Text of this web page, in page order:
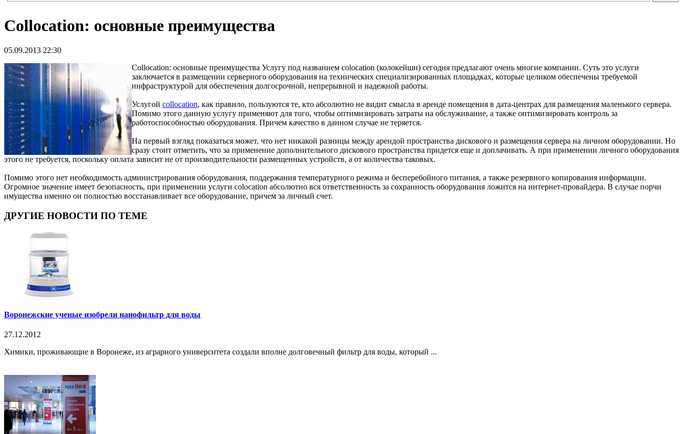
Collocation: основные преимущества
05.09.2013 22:30
Collocation: основные преимущества Услугу под названием colocation (колокейшн) сегодня предлагают очень многие компании. Суть это услуги
заключается в размещении серверного оборудования на технических специализированных площадках, которые целиком обеспечены требуемой
инфраструктурой для обеспечения долгосрочной, непрерывной и надежной работы.
Услугой collocation, как правило, пользуются те, кто абсолютно не видит смысла в аренде помещения в дата-центрах для размещения маленького сервера.
Помимо этого данную услугу применяют для того, чтобы оптимизировать затраты на обслуживание, а также оптимизировать контроль за
работоспособностью оборудования. Причем качество в данном случае не теряется.
На первый взгляд показаться может, что нет никакой разницы между арендой пространства дискового и размещения сервера на личном оборудовании. Но
сразу стоит отметить, что за применение дополнительного дискового пространства придется еще и доплачивать. А при применении личного оборудования
этого не требуется, поскольку оплата зависит не от производительности размещенных устройств, а от количества таковых.
Помимо этого нет необходимость администрирования оборудования, поддержания температурного режима и бесперебойного питания, а также резервного копирования информации.
Огромное значение имеет безопасность, при применении услуги colocation абсолютно вся ответственность за сохранность оборудования ложится на интернет-провайдера. В случае порчи
имущества именно он полностью восстанавливает все оборудование, причем за личный счет.
ДРУГИЕ НОВОСТИ ПО ТЕМЕ
Воронежские ученые изобрели нанофильтр для воды
27.12.2012
Химики, проживающие в Воронеже, из аграрного университета создали вполне долговечный фильтр для воды, который ...